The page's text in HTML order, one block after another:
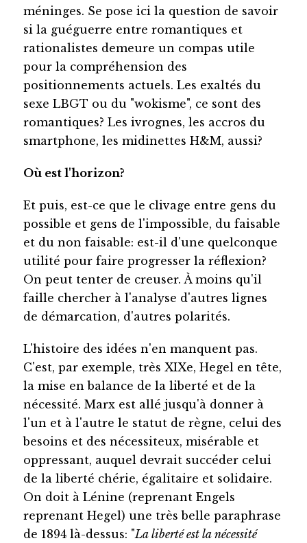
méninges. Se pose ici la question de savoir
si la guéguerre entre romantiques et
rationalistes demeure un compas utile
pour la compréhension des
positionnements actuels. Les exaltés du
sexe LBGT ou du "wokisme", ce sont des
romantiques? Les ivrognes, les accros du
smartphone, les midinettes H&M, aussi?
Où est l'horizon?
Et puis, est-ce que le clivage entre gens du
possible et gens de l'impossible, du faisable
et du non faisable: est-il d'une quelconque
utilité pour faire progresser la réflexion?
On peut tenter de creuser. À moins qu'il
faille chercher à l'analyse d'autres lignes
de démarcation, d'autres polarités.
L'histoire des idées n'en manquent pas.
C'est, par exemple, très XIXe, Hegel en tête,
la mise en balance de la liberté et de la
nécessité. Marx est allé jusqu'à donner à
l'un et à l'autre le statut de règne, celui des
besoins et des nécessiteux, misérable et
oppressant, auquel devrait succéder celui
de la liberté chérie, égalitaire et solidaire.
On doit à Lénine (reprenant Engels
reprenant Hegel) une très belle paraphrase
de 1894 là-dessus: "La liberté est la nécessité